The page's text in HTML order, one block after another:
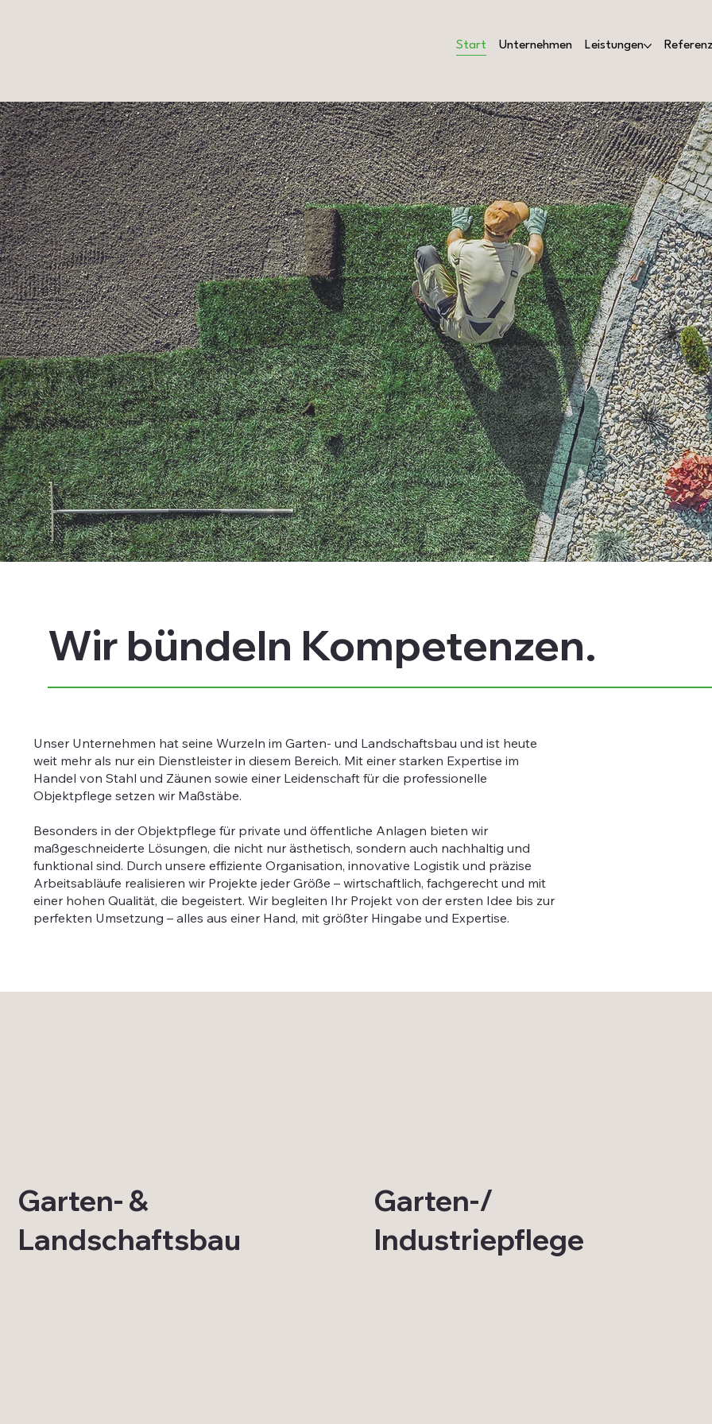
Start Unternehmen Leistungen
Wir bündeln Kompetenzen.
Unser Unternehmen hat seine Wurzeln im Garten- und Landschaftsbau und ist heute
weit mehr als nur ein Dienstleister in diesem Bereich. Mit einer starken Expertise im
Handel von Stahl und Zäunen sowie einer Leidenschaft für die professionelle
Objektpflege setzen wir Maßstäbe.
Besonders in der Objektpflege für private und öffentliche Anlagen bieten wir
maßgeschneiderte Lösungen, die nicht nur ästhetisch, sondern auch nachhaltig und
funktional sind. Durch unsere effiziente Organisation, innovative Logistik und präzise
Arbeitsabläufe realisieren wir Projekte jeder Größe – wirtschaftlich, fachgerecht und mit
einer hohen Qualität, die begeistert. Wir begleiten Ihr Projekt von der ersten Idee bis zur
perfekten Umsetzung – alles aus einer Hand, mit größter Hingabe und Expertise.
Garten- &
Landschaftsbau
Garten-/
Industriepflege